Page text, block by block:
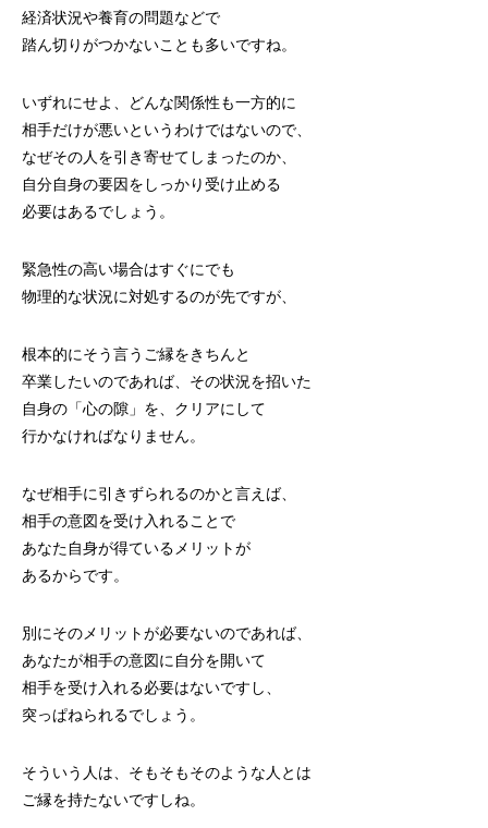
経済状況や養育の問題などで
踏ん切りがつかないことも多いですね。
いずれにせよ、どんな関係性も一方的に
相手だけが悪いというわけではないので、
なぜその人を引き寄せてしまったのか、
自分自身の要因をしっかり受け止める
必要はあるでしょう。
緊急性の高い場合はすぐにでも
物理的な状況に対処するのが先ですが、
根本的にそう言うご縁をきちんと
卒業したいのであれば、その状況を招いた
自身の「心の隙」を、クリアにして
行かなければなりません。
なぜ相手に引きずられるのかと言えば、
相手の意図を受け入れることで
あなた自身が得ているメリットが
あるからです。
別にそのメリットが必要ないのであれば、
あなたが相手の意図に自分を開いて
相手を受け入れる必要はないですし、
突っぱねられるでしょう。
そういう人は、そもそもそのような人とは
ご縁を持たないですしね。